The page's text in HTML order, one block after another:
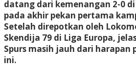
datang dari kemenangan 2-0
pada akhir pekan pertama
Setelah direpotkan oleh
Skendija 79 di Liga Europa,
Spurs masih jauh dari harapan
ini.